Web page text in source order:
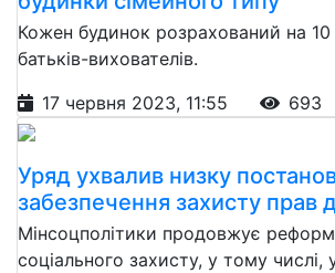
Кожен будинок розрахований на 10
батьків-вихователів.
17 червня 2023, 11:55
693
Уряд ухвалив низку
забезпечення захисту прав
Мінсоцполітики продовжує
соціального захисту, у тому числі,